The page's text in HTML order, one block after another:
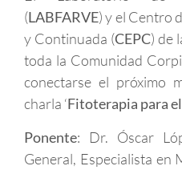
(LABFARVE) y el Centro
y Continuada (CEPC) de
toda la Comunidad
conectarse el próximo
charla ‘Fitoterapia para
Ponente: Dr. Óscar
General, Especialista en